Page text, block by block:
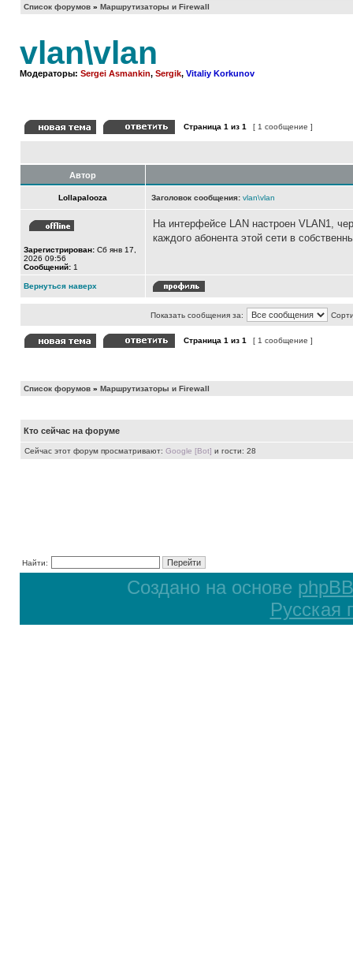
Список форумов » Маршрутизаторы и Firewall
vlan\vlan
Модераторы: Sergei Asmankin, Sergik, Vitaliy Korkunov
Страница 1 из 1 [ 1 сообщение ]
Автор
Lollapalooza Заголовок сообщения: vlan\vlan
Зарегистрирован: Сб янв 17,
2026 09:56
Сообщений: 1
На интерфейсе LAN настроен VLAN1,
каждого абонента этой сети в
Вернуться наверх
Показать сообщения за:
Страница 1 из 1 [ 1 сообщение ]
Список форумов » Маршрутизаторы и Firewall
Кто сейчас на форуме
Сейчас этот форум просматривают: Google [Bot] и гости: 28
Найти:
Создано на основе phpBB
Русская